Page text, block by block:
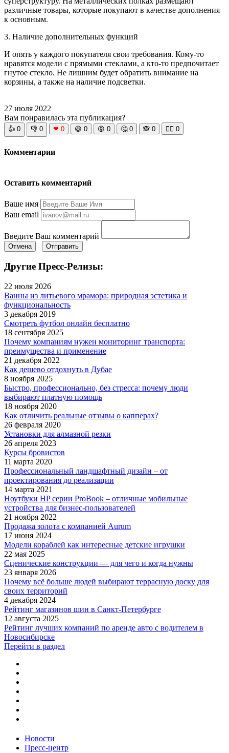
различные товары, которые покупают в качестве дополнения
к основным.
3. Наличие дополнительных функций
И опять у каждого покупателя свои требования. Кому-то
нравятся модели с прямыми стеклами, а кто-то предпочитает
гнутое стекло. Не лишним будет обратить внимание на
корзины, а также на наличие подсветки.
27 июля 2022
Вам понравилась эта публикация?
👍 0 👎 0 ❤ 0 😆 0 😡 0 🤔 0 🙈 0 🧘‍♀️ 0
Комментарии
Оставить комментарий
Ваше имя
Ваш email
Введите Ваш комментарий
Отмена Отправить
Другие Пресс-Релизы:
22 июля 2026
Ванны из литьевого мрамора: природная эстетика и
функциональность
3 декабря 2019
Смотреть футбол онлайн бесплатно
18 сентября 2025
Почему компаниям нужен мониторинг транспорта:
преимущества и применение
21 декабря 2022
Как дешево отдохнуть в Дубае
8 ноября 2025
Быстро, профессионально, без стресса: почему люди
выбирают платную помощь
18 ноября 2020
Как отличить реальные отзывы о капперах?
26 февраля 2020
Установки для алмазной резки
26 апреля 2023
Курсы бровистов
11 марта 2020
Профессиональный ландшафтный дизайн – от
проектирования до реализации
14 марта 2021
Ноутбуки HP серии ProBook – отличные мобильные
устройства для бизнес-пользователей
21 ноября 2022
Продажа золота с компанией Aurum
17 июня 2024
Модели кораблей как интересные детские игрушки
22 мая 2025
Сценические конструкции — для чего и когда нужны
23 января 2026
Почему всё больше людей выбирают террасную доску для
своих территорий
4 декабря 2024
Рейтинг магазинов шин в Санкт-Петербурге
12 августа 2025
Рейтинг лучших компаний по аренде авто с водителем в
Новосибирске
Перейти в раздел
Новости
Пресс-центр